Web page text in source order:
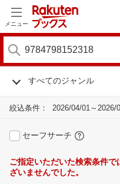
メニュー
すべてのジャンル
絞込条件： 2026/04/01～2026/
セーフサーチ
ご指定いただいた検索条件
ざいませんでした。